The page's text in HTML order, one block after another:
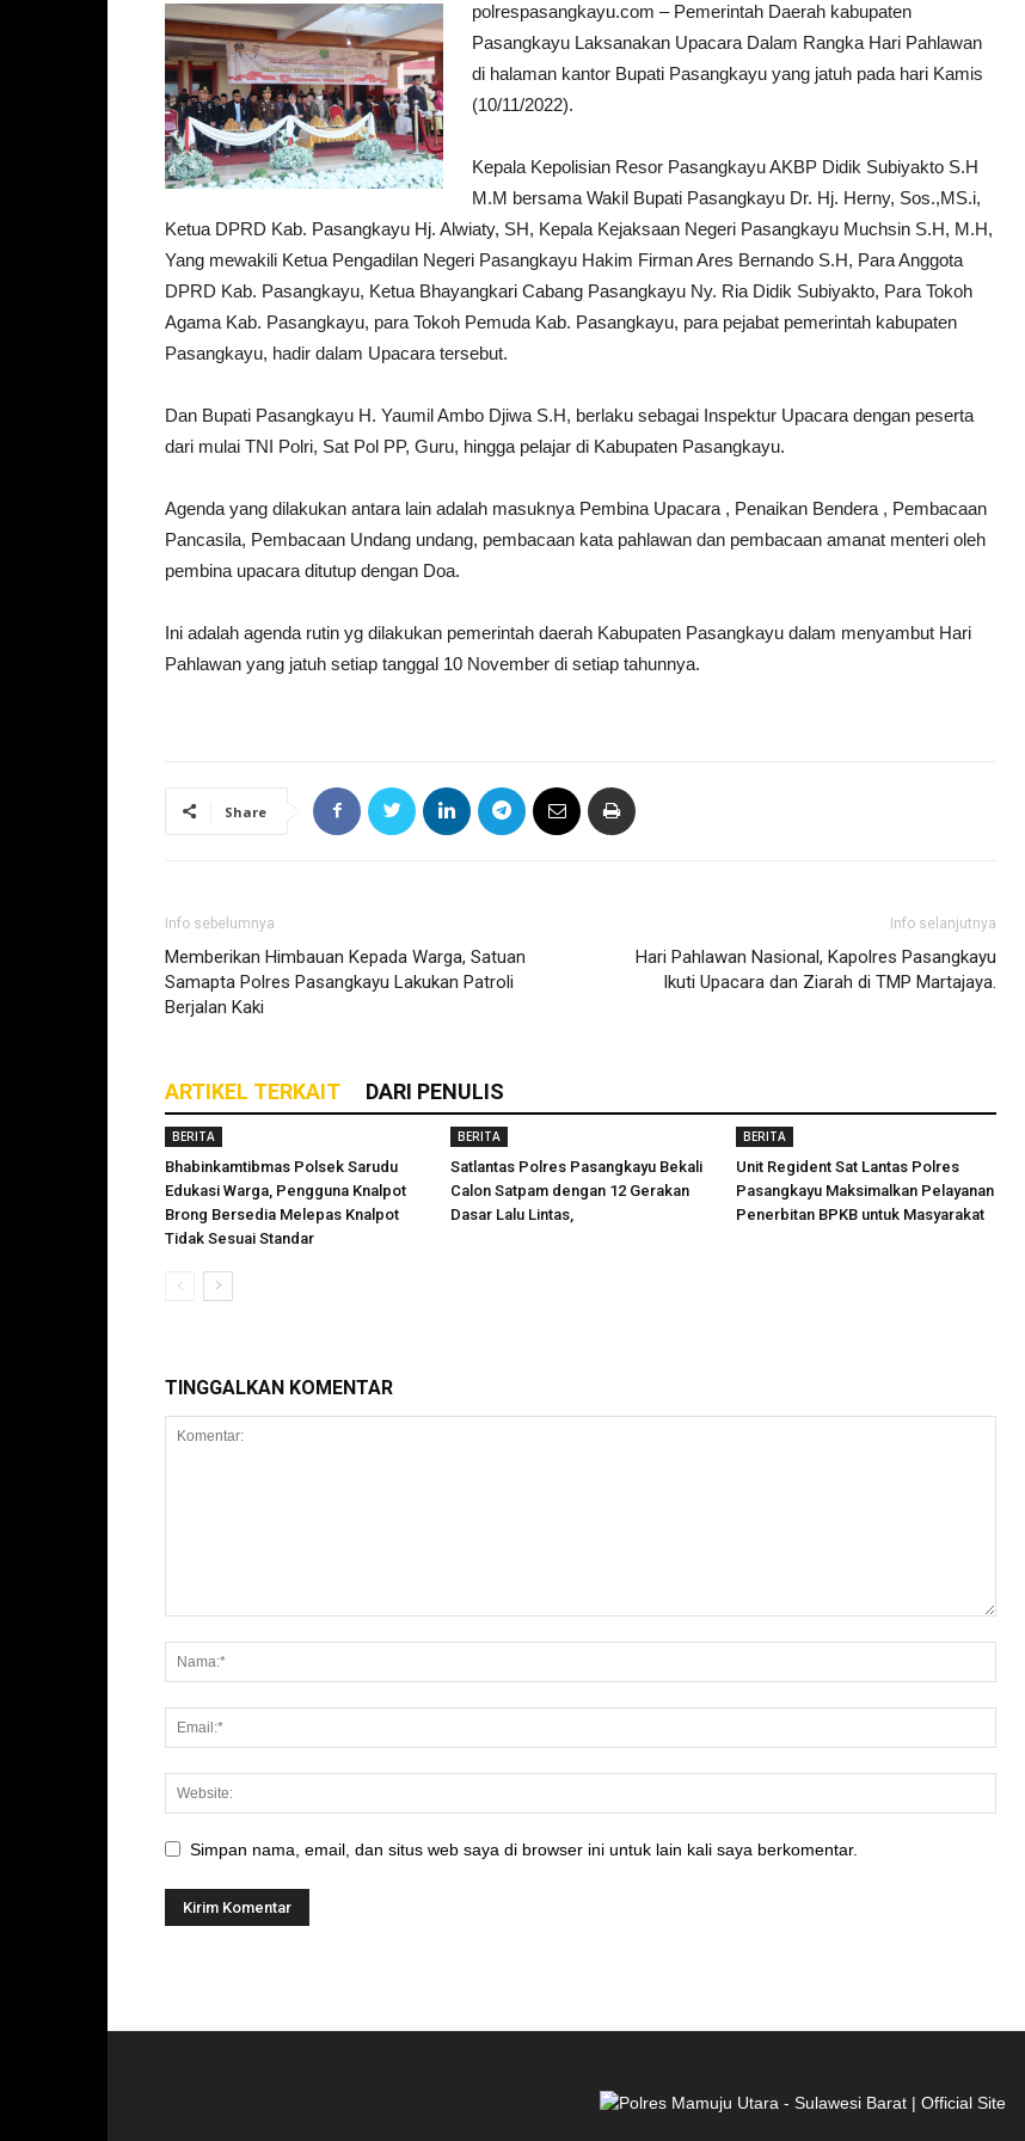
polrespasangkayu.com – Pemerintah Daerah kabupaten
Pasangkayu Laksanakan Upacara Dalam Rangka Hari Pahlawan
di halaman kantor Bupati Pasangkayu yang jatuh pada hari Kamis
(10/11/2022).
Kepala Kepolisian Resor Pasangkayu AKBP Didik Subiyakto S.H
M.M bersama Wakil Bupati Pasangkayu Dr. Hj. Herny, Sos.,MS.i,
Ketua DPRD Kab. Pasangkayu Hj. Alwiaty, SH, Kepala Kejaksaan Negeri Pasangkayu Muchsin S.H, M.H,
Yang mewakili Ketua Pengadilan Negeri Pasangkayu Hakim Firman Ares Bernando S.H, Para Anggota
DPRD Kab. Pasangkayu, Ketua Bhayangkari Cabang Pasangkayu Ny. Ria Didik Subiyakto, Para Tokoh
Agama Kab. Pasangkayu, para Tokoh Pemuda Kab. Pasangkayu, para pejabat pemerintah kabupaten
Pasangkayu, hadir dalam Upacara tersebut.
Dan Bupati Pasangkayu H. Yaumil Ambo Djiwa S.H, berlaku sebagai Inspektur Upacara dengan peserta
dari mulai TNI Polri, Sat Pol PP, Guru, hingga pelajar di Kabupaten Pasangkayu.
Agenda yang dilakukan antara lain adalah masuknya Pembina Upacara , Penaikan Bendera , Pembacaan
Pancasila, Pembacaan Undang undang, pembacaan kata pahlawan dan pembacaan amanat menteri oleh
pembina upacara ditutup dengan Doa.
Ini adalah agenda rutin yg dilakukan pemerintah daerah Kabupaten Pasangkayu dalam menyambut Hari
Pahlawan yang jatuh setiap tanggal 10 November di setiap tahunnya.
Share
Info sebelumnya
Memberikan Himbauan Kepada Warga, Satuan
Samapta Polres Pasangkayu Lakukan Patroli
Berjalan Kaki
Info selanjutnya
Hari Pahlawan Nasional, Kapolres Pasangkayu
Ikuti Upacara dan Ziarah di TMP Martajaya.
ARTIKEL TERKAIT DARI PENULIS
BERITA
Bhabinkamtibmas Polsek Sarudu
Edukasi Warga, Pengguna Knalpot
Brong Bersedia Melepas Knalpot
Tidak Sesuai Standar
BERITA
Satlantas Polres Pasangkayu Bekali
Calon Satpam dengan 12 Gerakan
Dasar Lalu Lintas,
BERITA
Unit Regident Sat Lantas Polres
Pasangkayu Maksimalkan Pelayanan
Penerbitan BPKB untuk Masyarakat
TINGGALKAN KOMENTAR
Simpan nama, email, dan situs web saya di browser ini untuk lain kali saya berkomentar.